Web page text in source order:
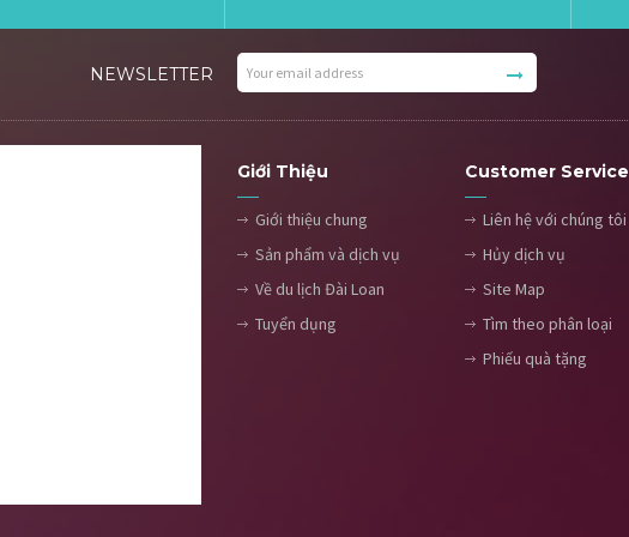
NEWSLETTER
Giới Thiệu
Giới thiệu chung
Sản phẩm và dịch vụ
Về du lịch Đài Loan
Tuyển dụng
Customer Service
Liên hệ với chúng tôi
Hủy dịch vụ
Site Map
Tìm theo phân loại
Phiếu quà tặng